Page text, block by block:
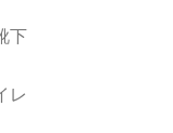
下
レ